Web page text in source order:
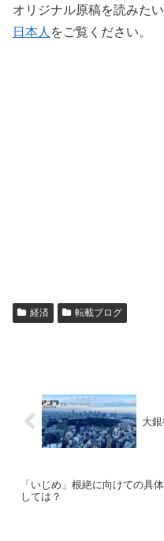
オリジナル原稿を読みた
日本人 をご覧ください。
経済 転載ブログ
大
「いじめ」根絶に向けての具
しては？